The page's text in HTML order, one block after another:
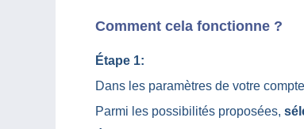
Comment cela fonctionne ?
Étape 1:
Dans les paramètres de votre
Parmi les possibilités proposées,